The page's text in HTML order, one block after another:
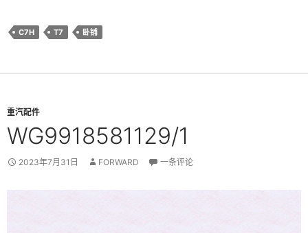
C7H T7 卧铺
重汽配件
WG9918581129/1
2023年7月31日 FORWARD 一条评论